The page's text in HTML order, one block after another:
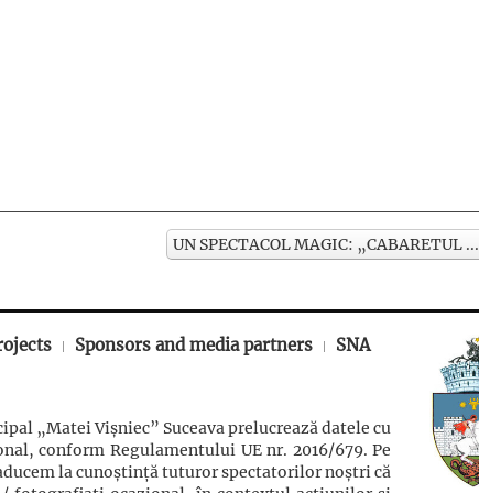
UN SPECTACOL MAGIC: „CABARETUL ...
Sponsors and media partners
SNA
„Matei Vișniec” Suceava prelucrează datele cu
conform Regulamentului UE nr. 2016/679. Pe
la cunoștință tuturor spectatorilor noștri că